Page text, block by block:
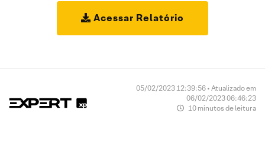
Acessar Relatório
05/02/2023 12:39:56 • Atualizado em
06/02/2023 06:46:23
10 minutos de leitura